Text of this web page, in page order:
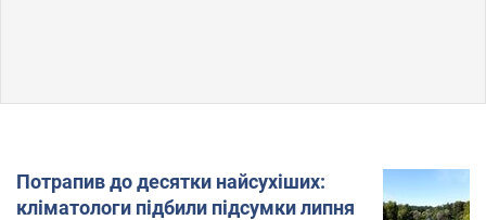
Потрапив до десятки найсухіших:
кліматологи підбили підсумки липня